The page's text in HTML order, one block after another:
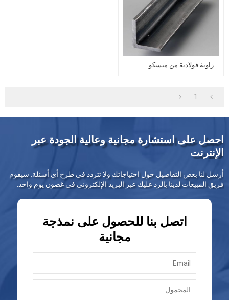
زاوية فولاذية من ميسكو
1
احصل على استشارة مجانية وعالية الجودة عبر
الإنترنت
أرسل لنا بعض التفاصيل حول احتياجاتك ولا تتردد في طرح أي أسئلة. سيقوم
فريق المبيعات لدينا بالرد عليك عبر البريد الإلكتروني في غضون يوم واحد.
اتصل بنا للحصول على نمذجة
مجانية